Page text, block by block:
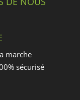
marche
sécurisé